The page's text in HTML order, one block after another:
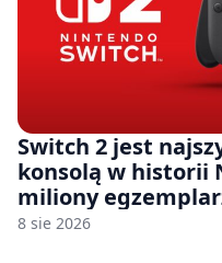
Switch 2 jest
konsolą w historii
miliony
8 sie 2026